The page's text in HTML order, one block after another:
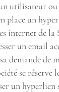
utilisateur
place un
internet de
un email
demande de
se réserve
un hyperlien